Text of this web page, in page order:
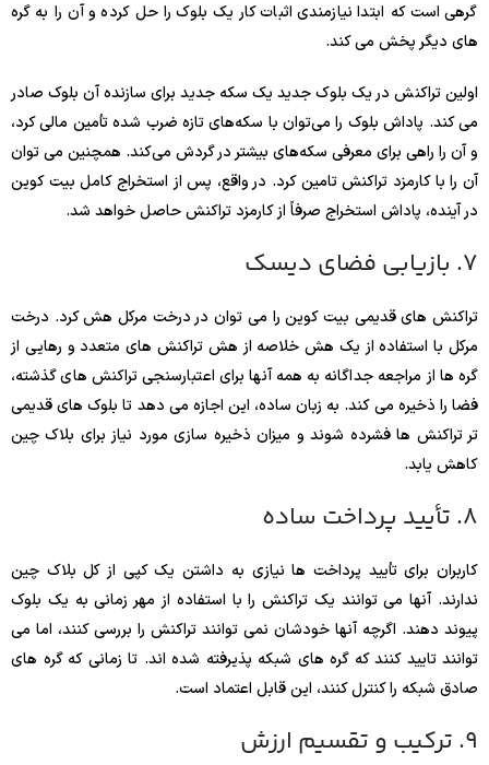
گرهی است که ابتدا نیازمندی اثبات کار یک بلوک را حل کرده و آن را به گره
های دیگر پخش می کند.
اولین تراکنش در یک بلوک جدید یک سکه جدید برای سازنده آن بلوک صادر
می کند. پاداش بلوک را می‌توان با سکه‌های تازه ضرب شده تأمین مالی کرد،
و آن را راهی برای معرفی سکه‌های بیشتر در گردش می‌کند. همچنین می توان
آن را با کارمزد تراکنش تامین کرد. در واقع، پس از استخراج کامل بیت کوین
در آینده، پاداش استخراج صرفاً از کارمزد تراکنش حاصل خواهد شد.
7. بازیابی فضای دیسک
تراکنش های قدیمی بیت کوین را می توان در درخت مرکل هش کرد. درخت
مرکل با استفاده از یک هش خلاصه از هش تراکنش های متعدد و رهایی از
گره ها از مراجعه جداگانه به همه آنها برای اعتبارسنجی تراکنش های گذشته،
فضا را ذخیره می کند. به زبان ساده، این اجازه می دهد تا بلوک های قدیمی
تر تراکنش ها فشرده شوند و میزان ذخیره سازی مورد نیاز برای بلاک چین
کاهش یابد.
8. تأیید پرداخت ساده
کاربران برای تأیید پرداخت ها نیازی به داشتن یک کپی از کل بلاک چین
ندارند. آنها می توانند یک تراکنش را با استفاده از مهر زمانی به یک بلوک
پیوند دهند. اگرچه آنها خودشان نمی توانند تراکنش را بررسی کنند، اما می
توانند تایید کنند که گره های شبکه پذیرفته شده اند. تا زمانی که گره های
صادق شبکه را کنترل کنند، این قابل اعتماد است.
9. ترکیب و تقسیم ارزش